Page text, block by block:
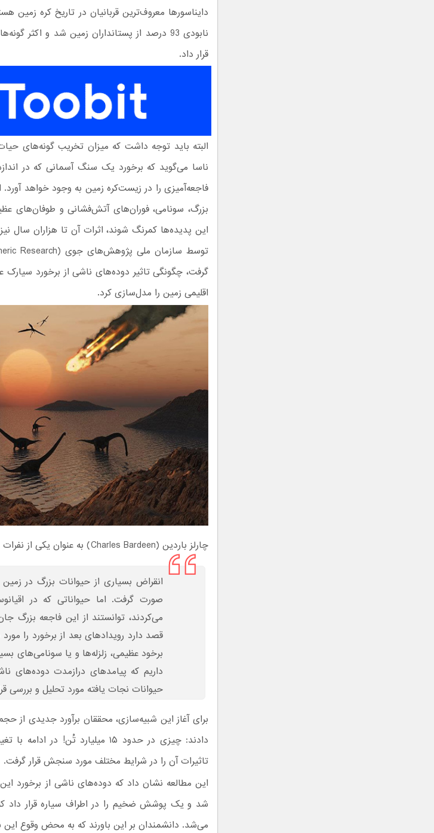
دایناسورها معروف‌ترین قربانیان در تاریخ کره
نابودی 93 درصد از پستانداران زمین شد و
قرار داد.
البته باید توجه داشت که میزان تخریب گونه‌های
فاجعه‌آمیزی را در زیست‌کره زمین به وجود خواهد آورد.
بزرگ، سونامی، فوران‌های آتش‌فشانی و طوفان‌های
این پدیده‌ها کمرنگ شوند، اثرات آن تا هزاران سال
گرفت، چگونگی تاثیر دوده‌های ناشی از برخورد سیارک
اقلیمی زمین را مدل‌سازی کرد.
چارلز باردین (Charles Bardeen) به عنوان یکی از نفرات اصلی این مطالعه اظهار کرد:
انقراض بسیاری از حیوانات بزرگ در
صورت گرفت. اما حیواناتی که در
می‌کردند، توانستند از این فاجعه بزرگ
قصد دارد رویدادهای بعد از برخورد را
برخود عظیمی، زلزله‌ها و یا سونامی‌های
داریم که پیامدهای درازمدت دوده‌های
حیوانات نجات یافته مورد تحلیل و بررسی
برای آغاز این شبیه‌سازی، محققان برآورد جدیدی از
دادند: چیزی در حدود ۱۵ میلیارد تُن!
تاثیرات آن را در شرایط مختلف مورد سنجش قرار گرفت.
این مطالعه نشان داد که دوده‌های ناشی از برخورد
شد و یک پوشش ضخیم را در اطراف سیاره قرار داد
می‌شد. دانشمندان بر این باورند که به محض وقوع این